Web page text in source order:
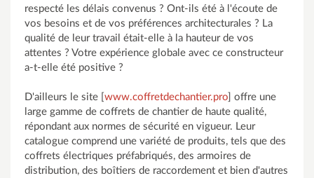
respecté les délais convenus ? Ont-ils été à l'écoute de
vos besoins et de vos préférences architecturales ? La
qualité de leur travail était-elle à la hauteur de vos
attentes ? Votre expérience globale avec ce constructeur
a-t-elle été positive ?
D'ailleurs le site [ www.coffretdechantier.pro ] offre une
large gamme de coffrets de chantier de haute qualité,
répondant aux normes de sécurité en vigueur. Leur
catalogue comprend une variété de produits, tels que des
coffrets électriques préfabriqués, des armoires de
distribution, des boîtiers de raccordement et bien d'autres